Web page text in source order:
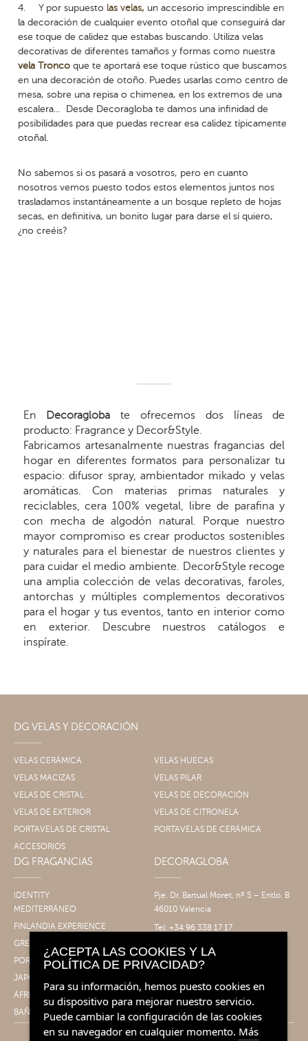
4. Y por supuesto las velas, un accesorio imprescindible en
la decoración de cualquier evento otoñal que conseguirá dar
ese toque de calidez que estabas buscando. Utiliza velas
decorativas de diferentes tamaños y formas como nuestra
vela Tronco que te aportará ese toque rústico que buscamos
en una decoración de otoño. Puedes usarlas como centro de
mesa, sobre una repisa o chimenea, en los extremos de una
escalera…
Desde Decoragloba te damos una infinidad de
posibilidades para que puedas recrear esa calidez típicamente
otoñal.
No sabemos si os pasará a vosotros, pero en cuanto
nosotros vemos puesto todos estos elementos juntos nos
trasladamos instantáneamente a un bosque repleto de hojas
secas, en definitiva, un bonito lugar para darse el sí quiero,
¿no creéis?
En Decoragloba te ofrecemos dos líneas de
producto: Fragrance y Decor&Style.
Fabricamos artesanalmente nuestras fragancias del
hogar en diferentes formatos para personalizar tu
espacio: difusor spray, ambientador mikado y velas
aromáticas. Con materias primas naturales y
reciclables, cera 100% vegetal, libre de parafina y
con mecha de algodón natural. Porque nuestro
mayor compromiso es crear productos sostenibles
y naturales para el bienestar de nuestros clientes y
para cuidar el medio ambiente. Decor&Style recoge
una amplia colección de velas decorativas, faroles,
antorchas y múltiples complementos decorativos
para el hogar y tus eventos, tanto en interior como
en exterior. Descubre nuestros catálogos e
inspírate.
DG VELAS Y DECORACIÓN
VELAS CERÁMICA
VELAS HUECAS
VELAS MACIZAS
VELAS PILAR
VELAS DE CRISTAL
VELAS DE DECORACIÓN
VELAS DE EXTERIOR
VELAS DE CITRONELA
PORTAVELAS DE CRISTAL
PORTAVELAS DE CERÁMICA
ACCESORIOS
DG FRAGANCIAS
IDENTITY
MEDITERRÁNEO
FINLANDIA EXPERIENCE
GRECIA EXPERIENCE
PORTUGAL EXPERIENCE
JAPÓN EXPERIENCE
ÁFRICA EXPERIENCE
BAÑO&CUERPO
DECORAGLOBA
Pje. Dr. Bartual Moret, nº 5 – Entlo. B
46010 Valencia
Tel: +34 96 338 17 17
info@decoragloba.com
¿ACEPTA LAS COOKIES Y LA
POLÍTICA DE PRIVACIDAD?
Para su información, hemos puesto cookies en
su dispositivo para mejorar nuestro servicio.
Puede cambiar la configuración de las cookies
en su navegador en cualquier momento. Más